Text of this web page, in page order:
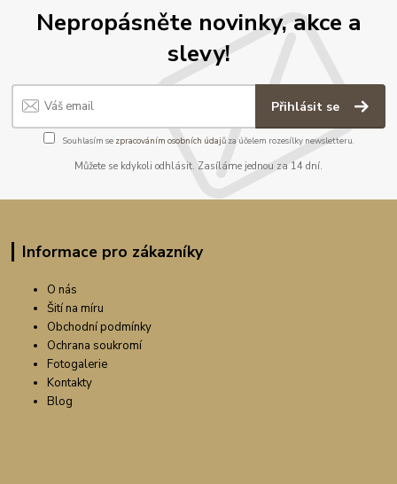
Nepropásněte novinky, akce a
slevy!
Přihlásit se
Souhlasím se zpracováním osobních údajůza účelem rozesílky newsletteru.
Můžete se kdykoli odhlásit. Zasíláme jednou za 14 dní.
Informace pro zákazníky
O nás
Šití na míru
Obchodní podmínky
Ochrana soukromí
Fotogalerie
Kontakty
Blog